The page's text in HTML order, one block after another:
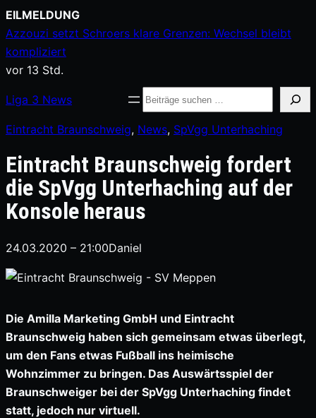
Zum
Inhalt
springen
EILMELDUNG
Azzouzi setzt Schroers klare Grenzen: Wechsel bleibt
kompliziert
vor 13 Std.
Liga 3 News Suche
Eintracht Braunschweig, News, SpVgg Unterhaching
Eintracht Braunschweig fordert
die SpVgg Unterhaching auf der
Konsole heraus
24.03.2020 – 21:00Daniel
Die Amilla Marketing GmbH und Eintracht
Braunschweig haben sich gemeinsam etwas überlegt,
um den Fans etwas Fußball ins heimische
Wohnzimmer zu bringen. Das Auswärtsspiel der
Braunschweiger bei der SpVgg Unterhaching findet
statt, jedoch nur virtuell.